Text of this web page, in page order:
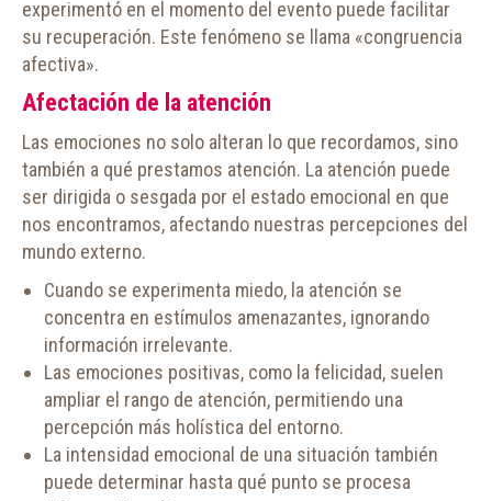
experimentó en el momento del evento puede facilitar
su recuperación. Este fenómeno se llama «congruencia
afectiva».
Afectación de la atención
Las emociones no solo alteran lo que recordamos, sino
también a qué prestamos atención. La atención puede
ser dirigida o sesgada por el estado emocional en que
nos encontramos, afectando nuestras percepciones del
mundo externo.
Cuando se experimenta miedo, la atención se
concentra en estímulos amenazantes, ignorando
información irrelevante.
Las emociones positivas, como la felicidad, suelen
ampliar el rango de atención, permitiendo una
percepción más holística del entorno.
La intensidad emocional de una situación también
puede determinar hasta qué punto se procesa